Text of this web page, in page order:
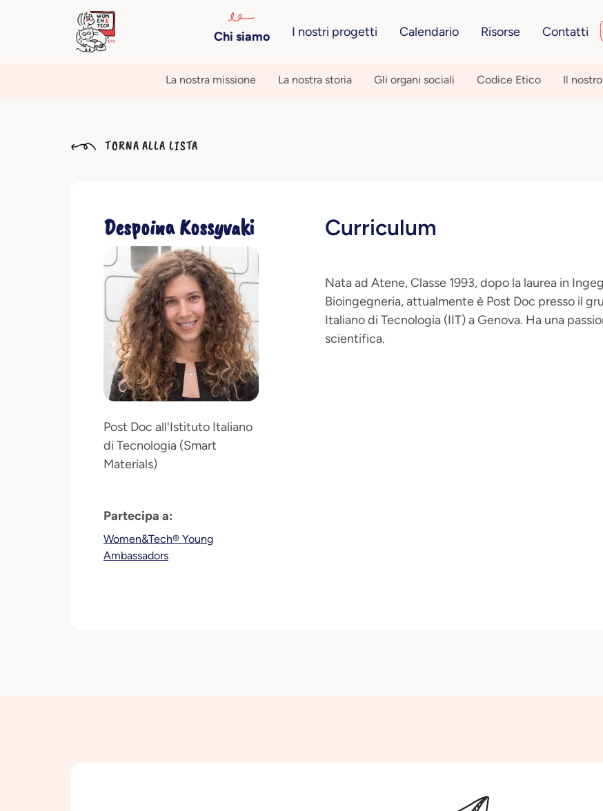
Chi siamo I nostri progetti Calendario Risorse Contatti
La nostra missione La nostra storia Gli organi sociali Codice Etico Il
TORNA ALLA LISTA
Despoina Kossyvaki
Post Doc all'Istituto Italiano
di Tecnologia (Smart
Materials)
Partecipa a:
Women&Tech® Young
Ambassadors
Curriculum
Nata ad Atene, Classe 1993, dopo la laurea in
Bioingegneria, attualmente è Post Doc presso il
Italiano di Tecnologia (IIT) a Genova. Ha una
scientifica.